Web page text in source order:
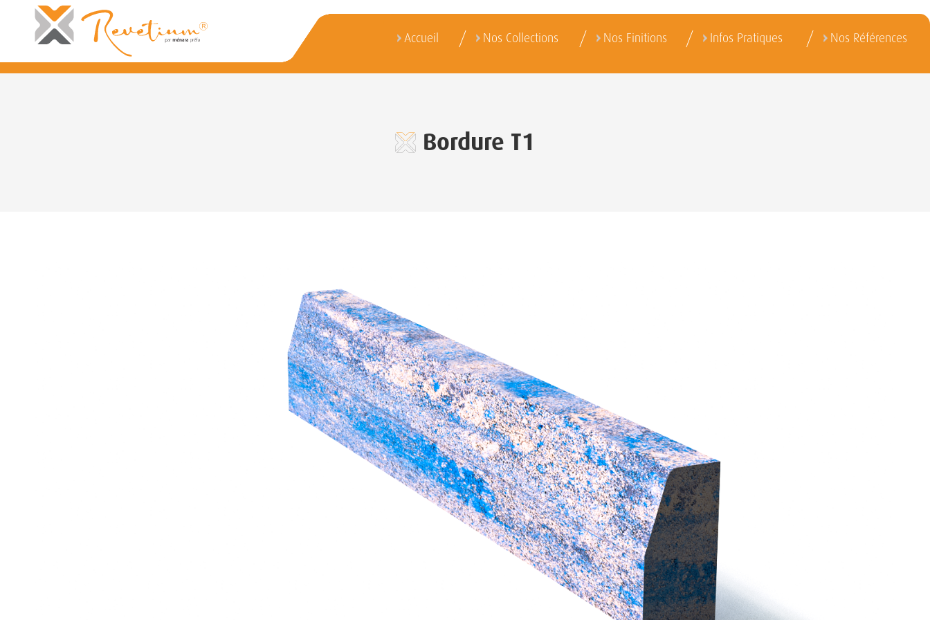
Accueil Nos Collections Nos Finitions Infos Pratiques Nos Références
Bordure T1